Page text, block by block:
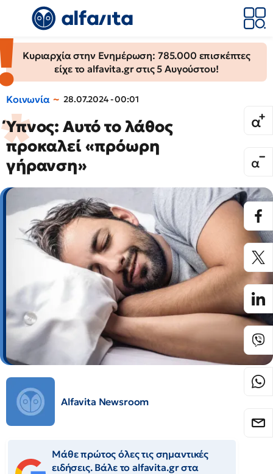
Κυριαρχία στην Ενημέρωση: 785.000 επισκέπτες
είχε το alfavita.gr στις 5 Αυγούστου!
Κοινωνία 28.07.2024 - 00:01
Ύπνος: Αυτό το λάθος
προκαλεί «πρόωρη
γήρανση»
Alfavita Newsroom
Μάθε πρώτος όλες τις σημαντικές
ειδήσεις. Βάλε το alfavita.gr στα